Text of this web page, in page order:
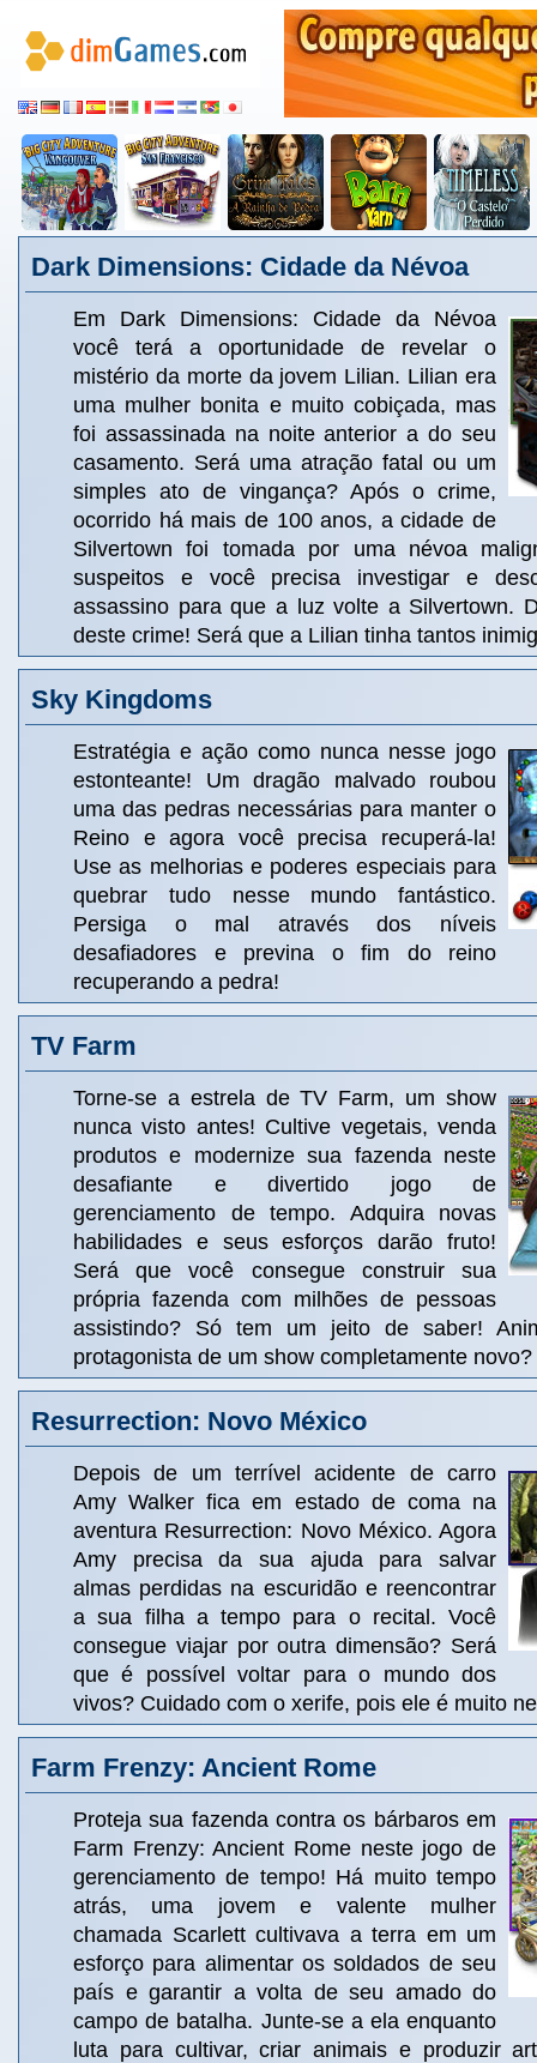
Dark Dimensions: Cidade da Névoa
Em Dark Dimensions: Cidade da Névoa
você terá a oportunidade de revelar o
mistério da morte da jovem Lilian. Lilian era
uma mulher bonita e muito cobiçada, mas
foi assassinada na noite anterior a do seu
casamento. Será uma atração fatal ou um
simples ato de vingança? Após o crime,
ocorrido há mais de 100 anos, a cidade de
Silvertown foi tomada por uma névoa
suspeitos e você precisa investigar e
assassino para que a luz volte a Silvertown.
deste crime! Será que a Lilian tinha tantos
Sky Kingdoms
Estratégia e ação como nunca nesse jogo
estonteante! Um dragão malvado roubou
uma das pedras necessárias para manter o
Reino e agora você precisa recuperá-la!
Use as melhorias e poderes especiais para
quebrar tudo nesse mundo fantástico.
Persiga o mal através dos níveis
desafiadores e previna o fim do reino
recuperando a pedra!
TV Farm
Torne-se a estrela de TV Farm, um show
nunca visto antes! Cultive vegetais, venda
produtos e modernize sua fazenda neste
desafiante e divertido jogo de
gerenciamento de tempo. Adquira novas
habilidades e seus esforços darão fruto!
Será que você consegue construir sua
própria fazenda com milhões de pessoas
assistindo? Só tem um jeito de saber!
protagonista de um show completamente novo?
Resurrection: Novo México
Depois de um terrível acidente de carro
Amy Walker fica em estado de coma na
aventura Resurrection: Novo México. Agora
Amy precisa da sua ajuda para salvar
almas perdidas na escuridão e reencontrar
a sua filha a tempo para o recital. Você
consegue viajar por outra dimensão? Será
que é possível voltar para o mundo dos
vivos? Cuidado com o xerife, pois ele é muito
Farm Frenzy: Ancient Rome
Proteja sua fazenda contra os bárbaros em
Farm Frenzy: Ancient Rome neste jogo de
gerenciamento de tempo! Há muito tempo
atrás, uma jovem e valente mulher
chamada Scarlett cultivava a terra em um
esforço para alimentar os soldados de seu
país e garantir a volta de seu amado do
campo de batalha. Junte-se a ela enquanto
luta para cultivar, criar animais e produzir